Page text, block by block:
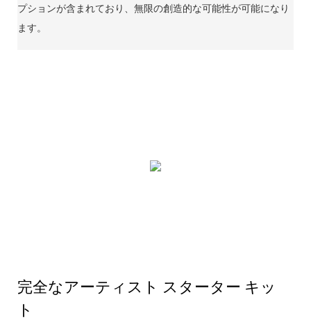
プションが含まれており、無限の創造的な可能性が可能になり
ます。
完全なアーティスト スターター キッ
ト